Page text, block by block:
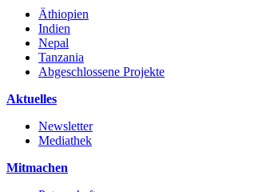
Äthiopien
Indien
Nepal
Tanzania
Abgeschlossene Projekte
Aktuelles
Newsletter
Mediathek
Mitmachen